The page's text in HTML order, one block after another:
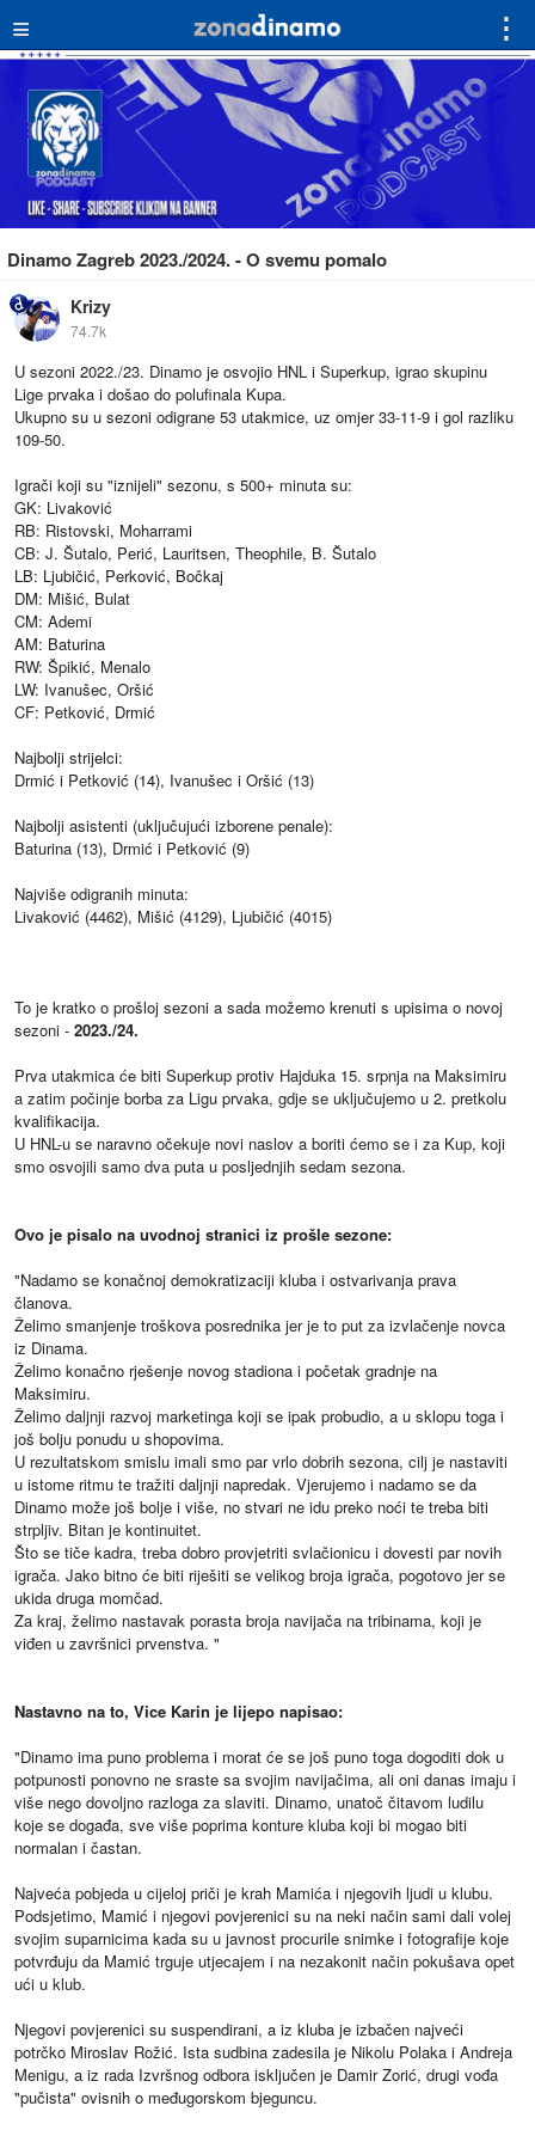
≡ ⋮
Dinamo Zagreb 2023./2024. - O svemu pomalo
Krizy
74.7k
U sezoni 2022./23. Dinamo je osvojio HNL i Superkup, igrao skupinu
Lige prvaka i došao do polufinala Kupa.
Ukupno su u sezoni odigrane 53 utakmice, uz omjer 33-11-9 i gol razliku
109-50.
Igrači koji su "iznijeli" sezonu, s 500+ minuta su:
GK: Livaković
RB: Ristovski, Moharrami
CB: J. Šutalo, Perić, Lauritsen, Theophile, B. Šutalo
LB: Ljubičić, Perković, Bočkaj
DM: Mišić, Bulat
CM: Ademi
AM: Baturina
RW: Špikić, Menalo
LW: Ivanušec, Oršić
CF: Petković, Drmić
Najbolji strijelci:
Drmić i Petković (14), Ivanušec i Oršić (13)
Najbolji asistenti (uključujući izborene penale):
Baturina (13), Drmić i Petković (9)
Najviše odigranih minuta:
Livaković (4462), Mišić (4129), Ljubičić (4015)
To je kratko o prošloj sezoni a sada možemo krenuti s upisima o novoj
sezoni - 2023./24.
Prva utakmica će biti Superkup protiv Hajduka 15. srpnja na Maksimiru
a zatim počinje borba za Ligu prvaka, gdje se uključujemo u 2. pretkolu
kvalifikacija.
U HNL-u se naravno očekuje novi naslov a boriti ćemo se i za Kup, koji
smo osvojili samo dva puta u posljednjih sedam sezona.
Ovo je pisalo na uvodnoj stranici iz prošle sezone:
"Nadamo se konačnoj demokratizaciji kluba i ostvarivanja prava
članova.
Želimo smanjenje troškova posrednika jer je to put za izvlačenje novca
iz Dinama.
Želimo konačno rješenje novog stadiona i početak gradnje na
Maksimiru.
Želimo daljnji razvoj marketinga koji se ipak probudio, a u sklopu toga i
još bolju ponudu u shopovima.
U rezultatskom smislu imali smo par vrlo dobrih sezona, cilj je nastaviti
u istome ritmu te tražiti daljnji napredak. Vjerujemo i nadamo se da
Dinamo može još bolje i više, no stvari ne idu preko noći te treba biti
strpljiv. Bitan je kontinuitet.
Što se tiče kadra, treba dobro provjetriti svlačionicu i dovesti par novih
igrača. Jako bitno će biti riješiti se velikog broja igrača, pogotovo jer se
ukida druga momčad.
Za kraj, želimo nastavak porasta broja navijača na tribinama, koji je
viđen u završnici prvenstva. "
Nastavno na to, Vice Karin je lijepo napisao:
"Dinamo ima puno problema i morat će se još puno toga dogoditi dok u
potpunosti ponovno ne sraste sa svojim navijačima, ali oni danas imaju i
više nego dovoljno razloga za slaviti. Dinamo, unatoč čitavom ludilu
koje se događa, sve više poprima konture kluba koji bi mogao biti
normalan i častan.
Najveća pobjeda u cijeloj priči je krah Mamića i njegovih ljudi u klubu.
Podsjetimo, Mamić i njegovi povjerenici su na neki način sami dali volej
svojim suparnicima kada su u javnost procurile snimke i fotografije koje
potvrđuju da Mamić trguje utjecajem i na nezakonit način pokušava opet
ući u klub.
Njegovi povjerenici su suspendirani, a iz kluba je izbačen najveći
potrčko Miroslav Rožić. Ista sudbina zadesila je Nikolu Polaka i Andreja
Menigu, a iz rada Izvršnog odbora isključen je Damir Zorić, drugi vođa
"pučista" ovisnih o međugorskom bjeguncu.